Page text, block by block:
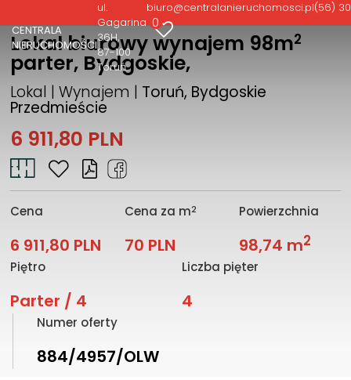
CENTRALA
NIERUCHOMOŚCI
ul.
Gagarina
36H
87-100
Toruń
biuro@centralanieruchomosci.pl(56)
0
Lokal biurowy wynajem 98m2
parter, Bydgoskie,
Lokal | Wynajem | Toruń, Bydgoskie
Przedmieście
6 911,80 PLN
Cena
6 911,80 PLN
Cena za m2
70 PLN
Powierzchnia
98,74 m2
Piętro
Parter / 4
Liczba pięter
4
Numer oferty
884/4957/OLW